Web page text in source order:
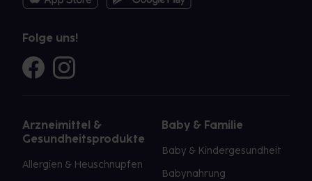
Folge uns!
Arzneimittel &
Gesundheitsprodukte
Allergien & Heuschnupfen
Baby & Familie
Baby & Kindergesundheit
Babynahrung